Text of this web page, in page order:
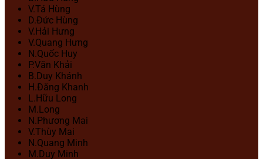
V.Tá Hùng
D.Đức Hùng
V.Hải Hưng
V.Quang Hưng
N.Quốc Huy
P.Văn Khải
B.Duy Khánh
H.Đăng Khanh
L.Hữu Long
M.Long
N.Phương Mai
V.Thùy Mai
N.Quang Minh
M.Duy Minh